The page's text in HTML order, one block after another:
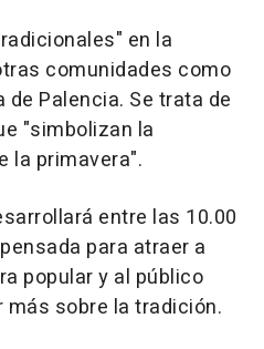
en la
comunidades como
Palencia. Se trata de
"simbolizan la
la primavera".
entre las 10.00
para atraer a
popular y al público
sobre la tradición.